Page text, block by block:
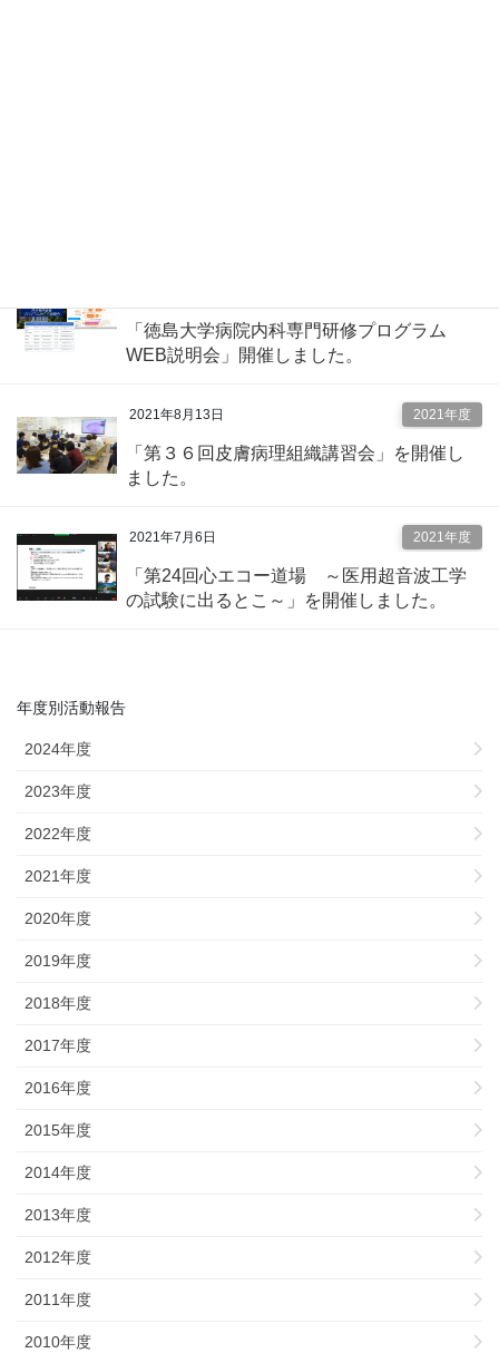
「徳島大学病院内科専門研修プログラム
WEB説明会」開催しました。
2021年8月13日 2021年度
「第３６回皮膚病理組織講習会」を開催し
ました。
2021年7月6日 2021年度
「第24回心エコー道場 ～医用超音波工学
の試験に出るとこ～」を開催しました。
年度別活動報告
2024年度
2023年度
2022年度
2021年度
2020年度
2019年度
2018年度
2017年度
2016年度
2015年度
2014年度
2013年度
2012年度
2011年度
2010年度